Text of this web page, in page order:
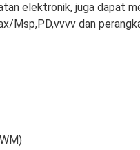
elektronik, juga dapat
Msp,PD,vvvv dan